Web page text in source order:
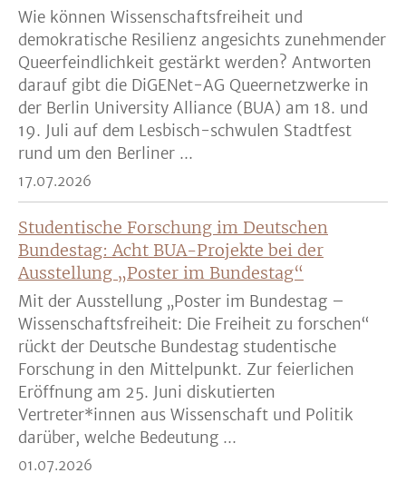
Wie können Wissenschaftsfreiheit und
demokratische Resilienz angesichts zunehmender
Queerfeindlichkeit gestärkt werden? Antworten
darauf gibt die DiGENet-AG Queernetzwerke in
der Berlin University Alliance (BUA) am 18. und
19. Juli auf dem Lesbisch-schwulen Stadtfest
rund um den Berliner ...
17.07.2026
Studentische Forschung im Deutschen
Bundestag: Acht BUA-Projekte bei der
Ausstellung „Poster im Bundestag“
Mit der Ausstellung „Poster im Bundestag –
Wissenschaftsfreiheit: Die Freiheit zu forschen“
rückt der Deutsche Bundestag studentische
Forschung in den Mittelpunkt. Zur feierlichen
Eröffnung am 25. Juni diskutierten
Vertreter*innen aus Wissenschaft und Politik
darüber, welche Bedeutung ...
01.07.2026